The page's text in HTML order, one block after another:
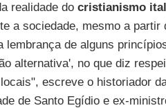
realidade do cristianismo
a sociedade, mesmo a
lembrança de alguns
alternativa', no que diz
escreve o historiador
de Santo Egídio e ex-